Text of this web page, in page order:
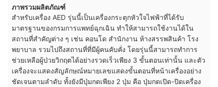
ภาพรวมผลิตภัณฑ์
สำหรับเครื่อง AED รุ่นนี้เป็นเครื่องกระตุกหัวใจไฟฟ้าที่ได้รับ
มาตรฐานของกรมการแพทย์ฉุกเฉิน ทำให้สามารถใช้งานได้ใน
สถานที่สำคัญต่าง ๆ เช่น คอนโด สำนักงาน ห้างสรรพสินค้า โรง
พยาบาล รวมไปถึงสถานที่ที่มีผู้คนคับคั่ง โดยรุ่นนี้สามารถทำการ
ช่วยเหลือผู้ป่วยวิกฤตได้อย่างรวดเร็วเพียง 3 ขั้นตอนเท่านั้น และตัว
เครื่องจะแสดงสัญลักษณ์หมายเลขแสดงขั้นตอนที่หน้าเครื่องอย่าง
ชัดเจนตามลำดับ ทั้งยังมีปุ่มกดเพียง 2 ปุ่ม คือ ปุ่มกดเปิด-ปิดเครื่อง